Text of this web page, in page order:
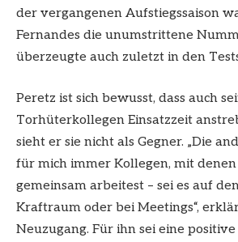
der vergangenen Aufstiegssaison
Fernandes die unumstrittene
überzeugte auch zuletzt in den
Peretz ist sich bewusst, dass auch
Torhüterkollegen Einsatzzeit
sieht er sie nicht als Gegner. „Die
für mich immer Kollegen, mit
gemeinsam arbeitest – sei es auf
Kraftraum oder bei Meetings“,
Neuzugang. Für ihn sei eine